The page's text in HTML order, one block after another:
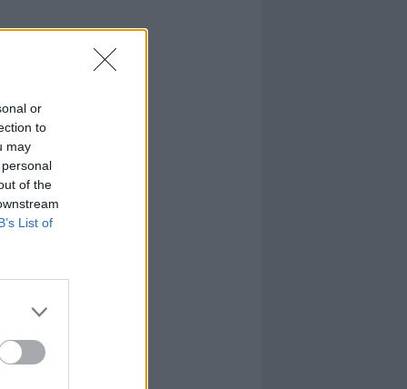
or
to
may
of the
List of